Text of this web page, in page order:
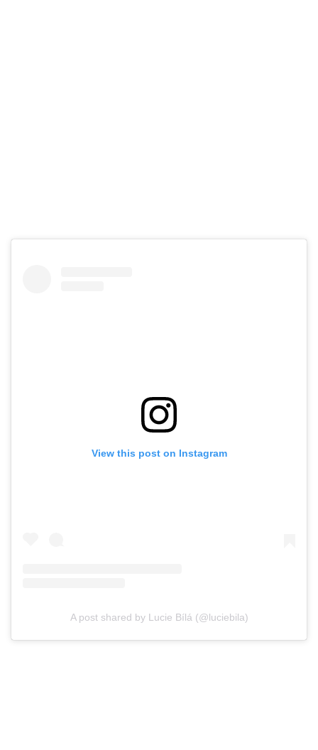
View this post on Instagram
A post shared by Lucie Bílá (@luciebila)